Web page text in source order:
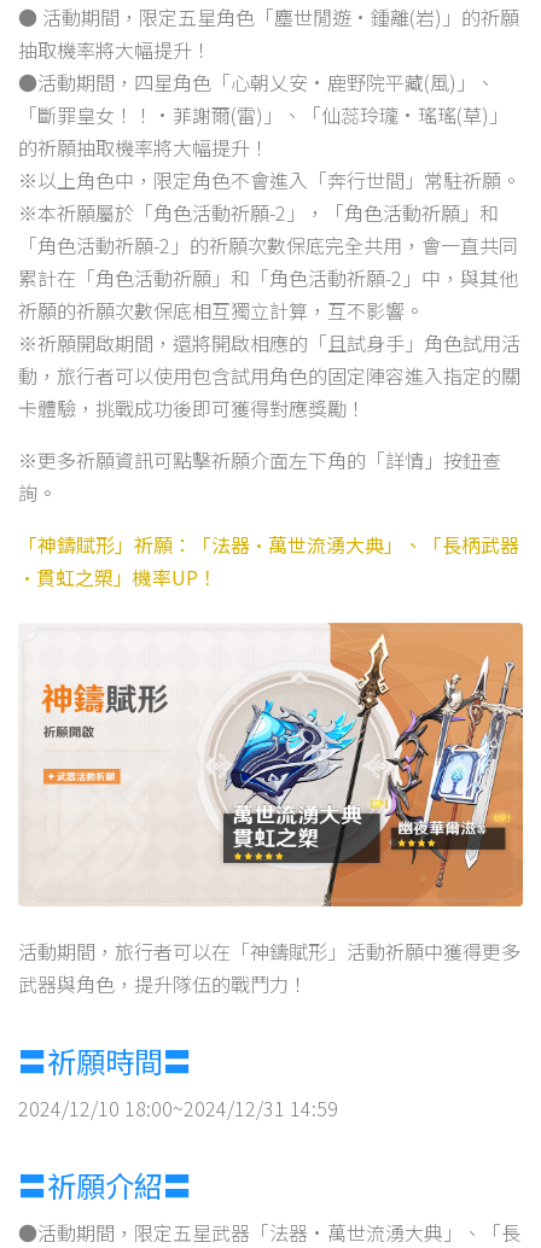
● 活動期間，限定五星角色「塵世閒遊·鍾離(岩)」的祈願
抽取機率將大幅提升！
●活動期間，四星角色「心朝乂安·鹿野院平藏(風)」、
「斷罪皇女！！·菲謝爾(雷)」、「仙蕊玲瓏·瑤瑤(草)」
的祈願抽取機率將大幅提升！
※以上角色中，限定角色不會進入「奔行世間」常駐祈願。
※本祈願屬於「角色活動祈願-2」，「角色活動祈願」和
「角色活動祈願-2」的祈願次數保底完全共用，會一直共同
累計在「角色活動祈願」和「角色活動祈願-2」中，與其他
祈願的祈願次數保底相互獨立計算，互不影響。
※祈願開啟期間，還將開啟相應的「且試身手」角色試用活
動，旅行者可以使用包含試用角色的固定陣容進入指定的關
卡體驗，挑戰成功後即可獲得對應獎勵！
※更多祈願資訊可點擊祈願介面左下角的「詳情」按鈕查
詢。
「神鑄賦形」祈願：「法器·萬世流湧大典」、「長柄武器
·貫虹之槊」機率UP！
活動期間，旅行者可以在「神鑄賦形」活動祈願中獲得更多
武器與角色，提升隊伍的戰鬥力！
〓祈願時間〓
2024/12/10 18:00~2024/12/31 14:59
〓祈願介紹〓
●活動期間，限定五星武器「法器·萬世流湧大典」、「長